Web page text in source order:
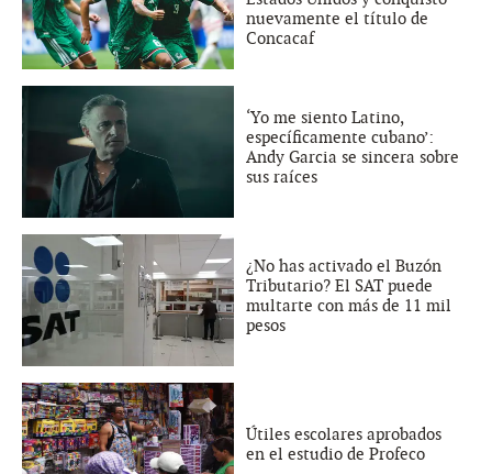
nuevamente el título de
Concacaf
‘Yo me siento Latino,
específicamente cubano’:
Andy Garcia se sincera sobre
sus raíces
¿No has activado el Buzón
Tributario? El SAT puede
multarte con más de 11 mil
pesos
Útiles escolares aprobados
en el estudio de Profeco